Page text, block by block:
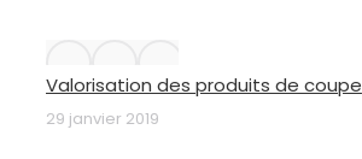
Valorisation des produits de coupe
29 janvier 2019